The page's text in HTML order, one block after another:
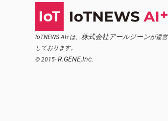
IoTNEWS AI+は、 株式会社アールジーンが運営
しております。
© 2015- R.GENE,Inc.